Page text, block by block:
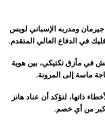
جيرمان ومدربه الإسباني لويس
في الدفاع العالي المتقدم.
في مأزق تكتيكي، بين هوية
ماسة إلى المرونة.
ذاتها، لتؤكد أن عناد هانز
من أي خصم.